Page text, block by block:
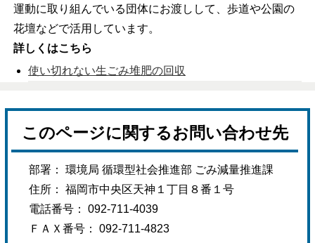
運動に取り組んでいる団体にお渡しして、歩道や公園の
花壇などで活用しています。
詳しくはこちら
使い切れない生ごみ堆肥の回収
このページに関するお問い合わせ先
部署： 環境局 循環型社会推進部 ごみ減量推進課
住所： 福岡市中央区天神１丁目８番１号
電話番号： 092-711-4039
ＦＡＸ番号： 092-711-4823